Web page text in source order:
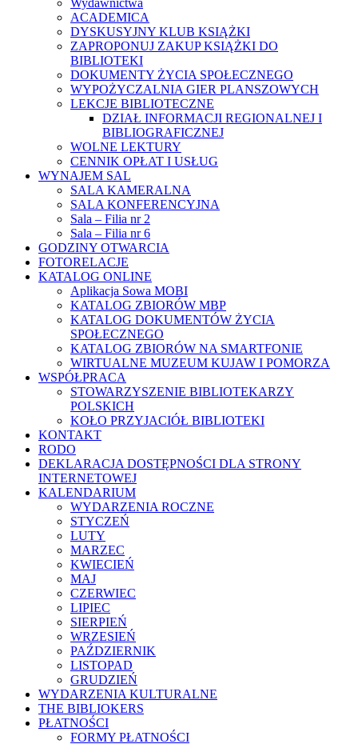
Wydawnictwa
ACADEMICA
DYSKUSYJNY KLUB KSIĄŻKI
ZAPROPONUJ ZAKUP KSIĄŻKI DO
BIBLIOTEKI
DOKUMENTY ŻYCIA SPOŁECZNEGO
WYPOŻYCZALNIA GIER PLANSZOWYCH
LEKCJE BIBLIOTECZNE
DZIAŁ INFORMACJI REGIONALNEJ I
BIBLIOGRAFICZNEJ
WOLNE LEKTURY
CENNIK OPŁAT I USŁUG
WYNAJEM SAL
SALA KAMERALNA
SALA KONFERENCYJNA
Sala – Filia nr 2
Sala – Filia nr 6
GODZINY OTWARCIA
FOTORELACJE
KATALOG ONLINE
Aplikacja Sowa MOBI
KATALOG ZBIORÓW MBP
KATALOG DOKUMENTÓW ŻYCIA
SPOŁECZNEGO
KATALOG ZBIORÓW NA SMARTFONIE
WIRTUALNE MUZEUM KUJAW I POMORZA
WSPÓŁPRACA
STOWARZYSZENIE BIBLIOTEKARZY
POLSKICH
KOŁO PRZYJACIÓŁ BIBLIOTEKI
KONTAKT
RODO
DEKLARACJA DOSTĘPNOŚCI DLA STRONY
INTERNETOWEJ
KALENDARIUM
WYDARZENIA ROCZNE
STYCZEŃ
LUTY
MARZEC
KWIECIEŃ
MAJ
CZERWIEC
LIPIEC
SIERPIEŃ
WRZESIEŃ
PAŹDZIERNIK
LISTOPAD
GRUDZIEŃ
WYDARZENIA KULTURALNE
THE BIBLIOKERS
PŁATNOŚCI
FORMY PŁATNOŚCI